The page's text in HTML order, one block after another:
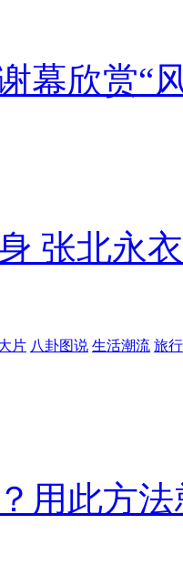
幕欣赏“
张北永
片 八卦图说 生活潮流 旅
用此方